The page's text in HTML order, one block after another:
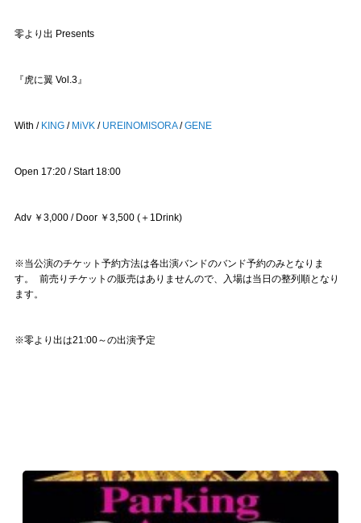
零より出 Presents
『虎に翼 Vol.3』
With / KING / MiVK / UREINOMISORA/GENE
Open 17:20 / Start 18:00
Adv ￥3,000 / Door ￥3,500 (＋1Drink)
※当公演のチケット予約方法は各出演バンドのバンド予約のみとなりま
す。 前売りチケットの販売はありませんので、入場は当日の整列順となり
ます。
※零より出は21:00～の出演予定